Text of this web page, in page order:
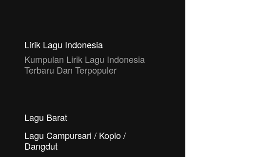
Lirik Lagu Indonesia
Kumpulan Lirik Lagu Indonesia
Terbaru Dan Terpopuler
Lagu Barat
Lagu Campursari / Koplo /
Dangdut